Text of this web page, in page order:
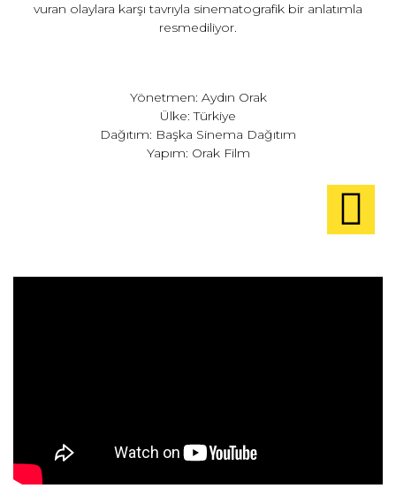
vuran olaylara karşı tavrıyla sinematografik bir anlatımla
resmediliyor.
Yönetmen: Aydın Orak
Ülke: Türkiye
Dağıtım: Başka Sinema Dağıtım
Yapım: Orak Film